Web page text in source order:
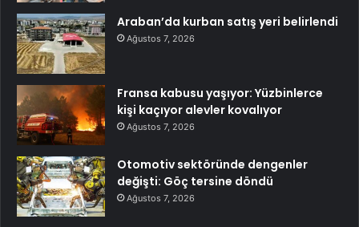
Araban’da kurban satış yeri belirlendi
Ağustos 7, 2026
Fransa kabusu yaşıyor: Yüzbinlerce
kişi kaçıyor alevler kovalıyor
Ağustos 7, 2026
Otomotiv sektöründe dengenler
değişti: Göç tersine döndü
Ağustos 7, 2026